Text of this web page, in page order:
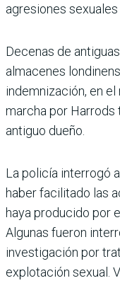
agresiones
Decenas de
almacenes
indemnización, en
marcha por Harrods
antiguo dueño.
La policía interrogó
haber facilitado las
haya producido por
Algunas fueron
investigación por
explotación sexual.